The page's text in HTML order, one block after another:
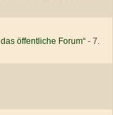
öffentliche Forum“ - 7.